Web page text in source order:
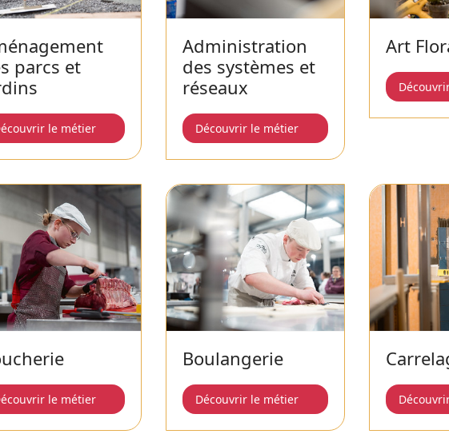
parcs et
le métier
Administration
des systèmes et
réseaux
Découvrir le métier
Art
le métier
Boulangerie
Découvrir le métier